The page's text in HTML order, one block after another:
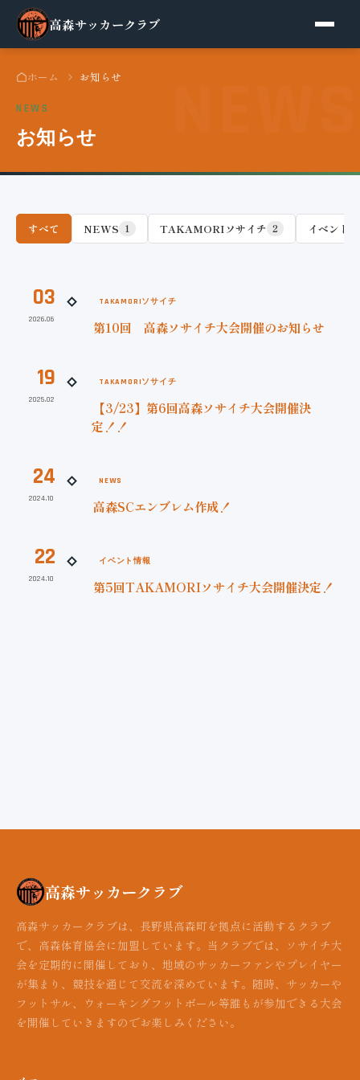
高森サッカークラブ
ホーム お知らせ
NEWS
お知らせ
すべて NEWS 1 TAKAMORIソサイチ 2 イベント
03
2026.06
TAKAMORIソサイチ
第10回 高森ソサイチ大会開催のお知らせ
19
2025.02
TAKAMORIソサイチ
【3/23】第6回高森ソサイチ大会開催決
定！！
24
2024.10
NEWS
高森SCエンブレム作成！
22
2024.10
イベント情報
第5回TAKAMORIソサイチ大会開催決定！
高森サッカークラブ
高森サッカークラブは、長野県高森町を拠点に活動するクラブ
で、高森体育協会に加盟しています。当クラブでは、ソサイチ大
会を定期的に開催しており、地域のサッカーファンやプレイヤー
が集まり、競技を通じて交流を深めています。随時、サッカーや
フットサル、ウォーキングフットボール等誰もが参加できる大会
を開催していきますのでお楽しみください。